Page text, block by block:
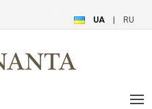
UA RU